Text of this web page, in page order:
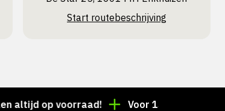
Start routebeschrijving
op voorraad! Voor 15:00 besteld =